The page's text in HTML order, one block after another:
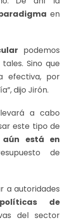
en
podemos
Sino que
efectiva, por
dijo Jirón.
a cabo
este tipo de
aún está en
de
a autoridades
políticas de
del sector